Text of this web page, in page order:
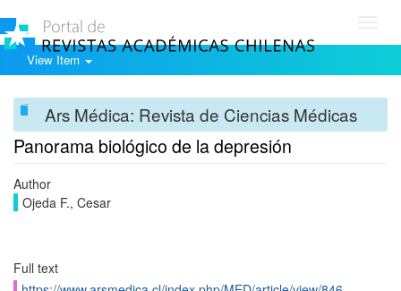
View Item
Ars Médica: Revista de Ciencias Médicas
Panorama biológico de la depresión
Author
Ojeda F., Cesar
Full text